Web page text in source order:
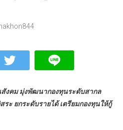
งคม มุ่งพัฒนากองทุนระดับสากล
ะ ยกระดับรายได้ เตรียมกองทุนให้กู้